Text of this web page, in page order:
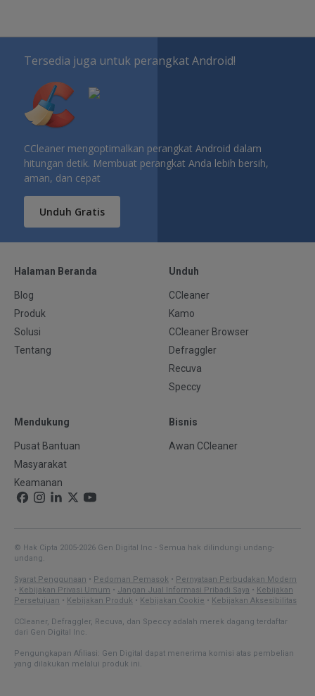
Tersedia juga untuk perangkat Android!
CCleaner mengoptimalkan perangkat Android dalam
hitungan detik. Membuat perangkat Anda lebih bersih,
aman, dan cepat
Unduh Gratis
Halaman Beranda
Blog
Produk
Solusi
Tentang
Unduh
CCleaner
Kamo
CCleaner Browser
Defraggler
Recuva
Speccy
Mendukung
Pusat Bantuan
Masyarakat
Keamanan
Bisnis
Awan CCleaner
© Hak Cipta 2005-2026 Gen Digital Inc - Semua hak dilindungi undang-
undang.
Syarat Penggunaan • Pedoman Pemasok • Pernyataan Perbudakan Modern
• Kebijakan Privasi Umum • Jangan Jual Informasi Pribadi Saya • Kebijakan
Persetujuan • Kebijakan Produk • Kebijakan Cookie • Kebijakan Aksesibilitas
CCleaner, Defraggler, Recuva, dan Speccy adalah merek dagang terdaftar
dari Gen Digital Inc.
Pengungkapan Afiliasi: Gen Digital dapat menerima komisi atas pembelian
yang dilakukan melalui produk ini.